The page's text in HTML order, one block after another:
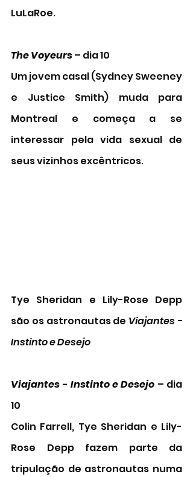
LuLaRoe.
The Voyeurs – dia 10
Um jovem casal (Sydney Sweeney
e Justice Smith) muda para
Montreal e começa a se
interessar pela vida sexual de
seus vizinhos excêntricos.
Tye Sheridan e Lily-Rose Depp
são os astronautas de Viajantes -
Instinto e Desejo
Viajantes - Instinto e Desejo – dia
10
Colin Farrell, Tye Sheridan e Lily-
Rose Depp fazem parte da
tripulação de astronautas numa